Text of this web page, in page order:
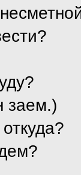
заем.)